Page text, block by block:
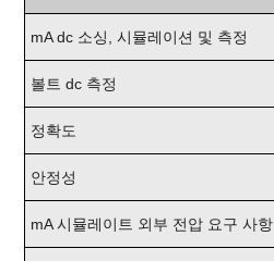
mA dc 소싱, 시뮬레이션 및 측정
볼트 dc 측정
정확도
안정성
mA 시뮬레이트 외부 전압 요구 사항